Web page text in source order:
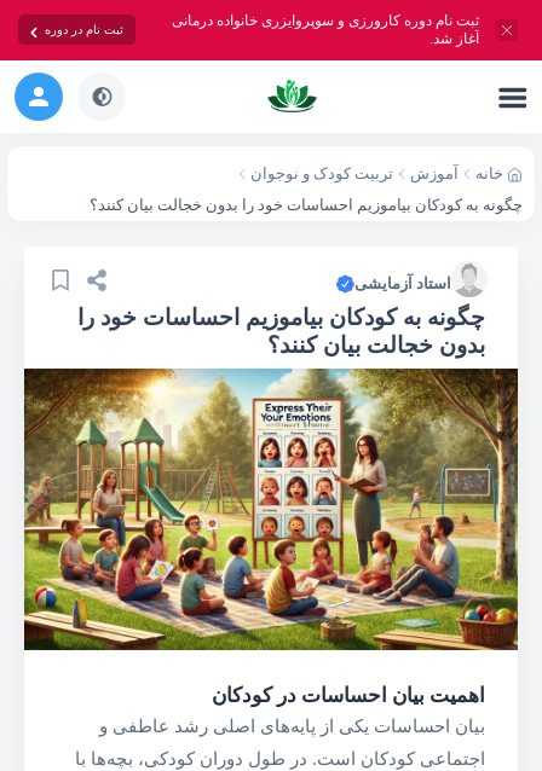
ثبت نام دوره کارورزی و سوپروایزری خانواده درمانی
آغاز شد.
ثبت نام در دوره
خانه آموزش
تربیت کودک و نوجوان
چگونه به کودکان بیاموزیم احساسات خود را بدون خجالت بیان کنند؟
استاد آزمایشی
چگونه به کودکان بیاموزیم احساسات خود را
بدون خجالت بیان کنند؟
اهمیت بیان احساسات در کودکان
بیان احساسات یکی از پایه‌های اصلی رشد عاطفی و
اجتماعی کودکان است. در طول دوران کودکی، بچه‌ها با